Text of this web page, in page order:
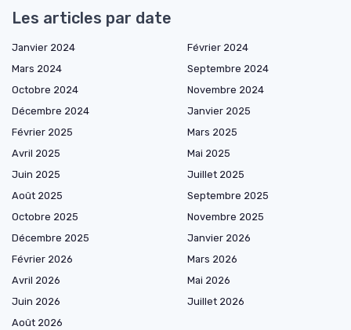
Les articles par date
Janvier 2024
Février 2024
Mars 2024
Septembre 2024
Octobre 2024
Novembre 2024
Décembre 2024
Janvier 2025
Février 2025
Mars 2025
Avril 2025
Mai 2025
Juin 2025
Juillet 2025
Août 2025
Septembre 2025
Octobre 2025
Novembre 2025
Décembre 2025
Janvier 2026
Février 2026
Mars 2026
Avril 2026
Mai 2026
Juin 2026
Juillet 2026
Août 2026